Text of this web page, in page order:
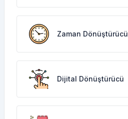
Zaman Dönüştürücü
Dijital Dönüştürücü